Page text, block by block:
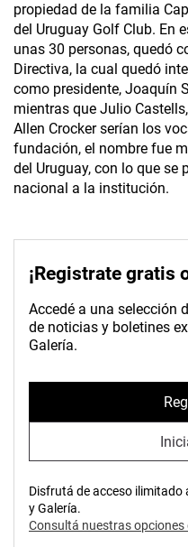
propiedad de la familia
del Uruguay Golf Club. En
unas 30 personas, quedó
Directiva, la cual quedó
como presidente, Joaquín
mientras que Julio
Allen Crocker serían los
fundación, el nombre fue
del Uruguay, con lo que se
nacional a la institución.
¡Registrate gratis
Accedé a una selección
de noticias y boletines
Galería.
Disfrutá de acceso ilimitado
y Galería.
Consultá nuestras opciones